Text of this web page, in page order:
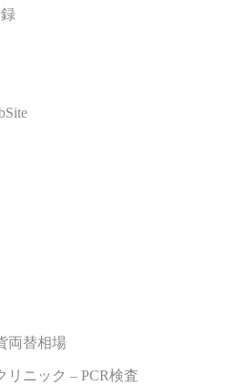
両替相場
リニック – PCR検査